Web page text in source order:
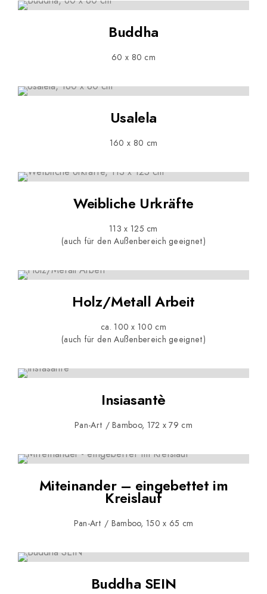
Buddha
60 x 80 cm
Usalela
160 x 80 cm
Weibliche Urkräfte
113 x 125 cm
(auch für den Außenbereich geeignet)
Holz/Metall Arbeit
ca. 100 x 100 cm
(auch für den Außenbereich geeignet)
Insiasantè
Pan-Art / Bamboo, 172 x 79 cm
Miteinander – eingebettet im
Kreislauf
Pan-Art / Bamboo, 150 x 65 cm
Buddha SEIN